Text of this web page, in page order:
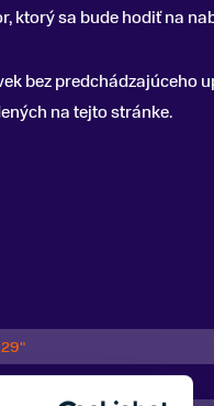
ktorý sa bude hodiť na
bez predchádzajúceho
na tejto stránke.
29"
Celoodpružené